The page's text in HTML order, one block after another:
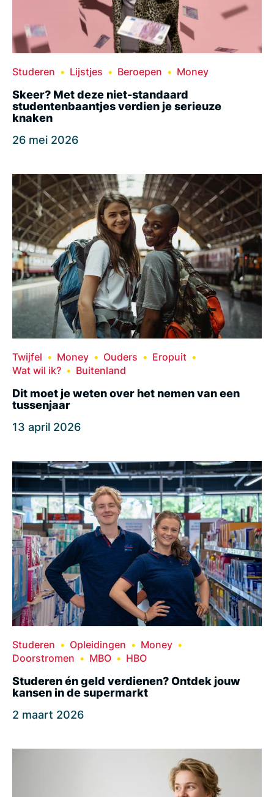
Studeren Lijstjes Beroepen Money
Skeer? Met deze niet-standaard
studentenbaantjes verdien je serieuze
knaken
26 mei 2026
Twijfel Money Ouders
Eropuit
Wat wil ik?
Buitenland
Dit moet je weten over het nemen van een
tussenjaar
13 april 2026
Studeren Opleidingen
Money
Doorstromen
MBO HBO
Studeren én geld verdienen? Ontdek jouw
kansen in de supermarkt
2 maart 2026